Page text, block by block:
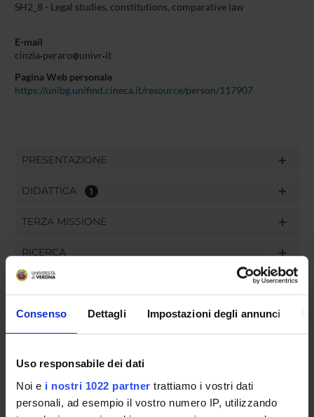
Consenso Dettagli Impostazioni degli annunci
Uso responsabile dei dati
Noi e i nostri 1022 partner trattiamo i vostri dati
personali, ad esempio il vostro numero IP, utilizzando
SH2_8 - Legal studies, constitutions, comparative law
E-mail
cinzia peraro univr it
Pagina Web personale
https://unibg.unifind.cineca.it/resource/person/117907
PRESENTAZIONE
DIDATTICA 1
TERZA MISSIONE
RICERCA
PROGETTI
PUBBLICAZIONI